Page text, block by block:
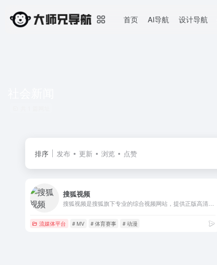
首页 AI导航 设计导航
排序 发布 更新 浏览 点赞
搜狐视频
流媒体平台 # MV # 体育赛事 # 动漫